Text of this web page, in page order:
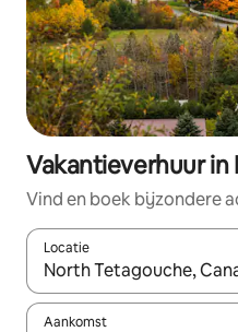
Vakantieverhuur
Vind en boek bijzondere
Locatie
Wanneer er suggesties
Aankomst